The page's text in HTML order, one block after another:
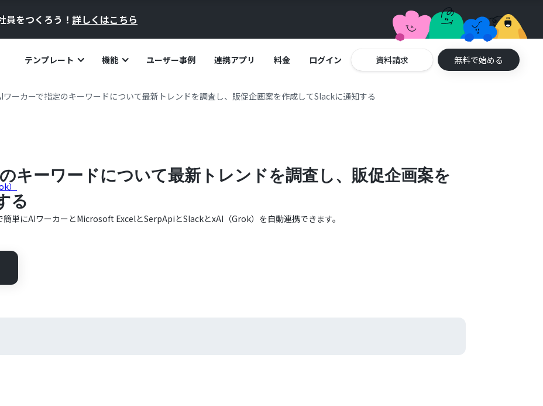
をつくろう！ 詳しくはこちら
テンプレート 機能 ユーザー事例 連携アプリ 料金 ログイン 資料請求 無料で始める
ワーカーで指定のキーワードについて最新トレンドを調査し、販促企画案を作成してSlackに通知する
キーワードについて最新トレンドを調査し、販促企画案を
る
簡単にAIワーカーとMicrosoft ExcelとSerpApiとSlackとxAI（Grok） を自動連携できます。